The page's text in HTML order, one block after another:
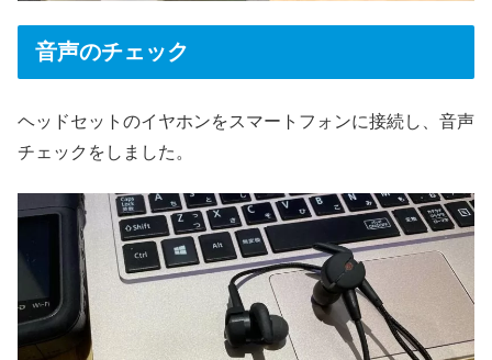
音声のチェック
ヘッドセットのイヤホンをスマートフォンに接続し、音声
チェックをしました。